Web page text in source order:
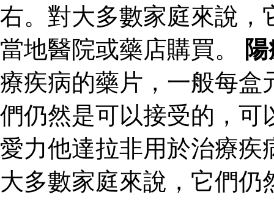
右。對大多數家庭來說，
當地醫院或藥店購買。
療疾病的藥片，一般每盒
們仍然是可以接受的，可
愛力他達拉非用於治療疾
大多數家庭來說，它們